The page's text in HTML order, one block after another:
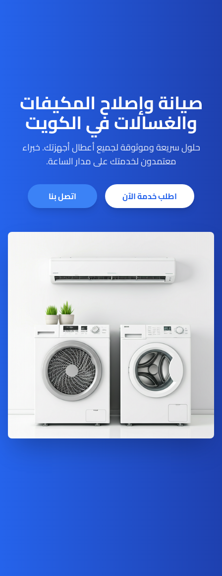
صيانة وإصلاح المكيفات
والغسالات في الكويت
حلول سريعة وموثوقة لجميع أعطال أجهزتك. خبراء
معتمدون لخدمتك على مدار الساعة.
اطلب خدمة الآن اتصل بنا